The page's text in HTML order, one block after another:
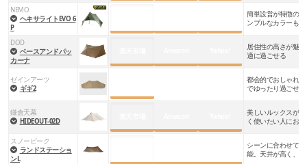
NEMO
ヘキサライトEVO 6
P
簡単設営が特徴の
ンプルなカラーも
DOD
ベースアンドパッ
カーナ
居住性の高さが魅
適に過ごせる
ゼインアーツ
ギギ2
都会的でおしゃれ
でゆったり過ごせる
鎌倉天幕
HIDEOUT-02D
美しいルックスが
く使いたい人にお
スノーピーク
ランドステーショ
ンL
シーンに合わせて
能。天井が高く、